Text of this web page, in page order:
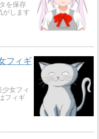
を保存
がします
フィギ
女フィ
フィギ